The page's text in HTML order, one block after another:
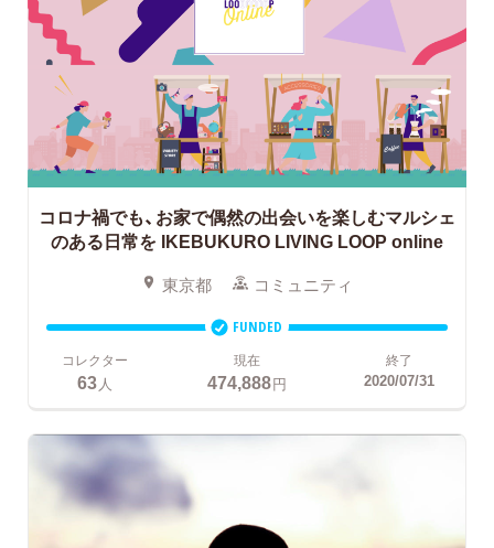
コロナ禍でも、お家で偶然の出会いを楽しむマルシェ
のある日常を IKEBUKURO LIVING LOOP online
東京都 コミュニティ
FUNDED
コレクター
63 人
現在
474,888円
終了
2020/07/31